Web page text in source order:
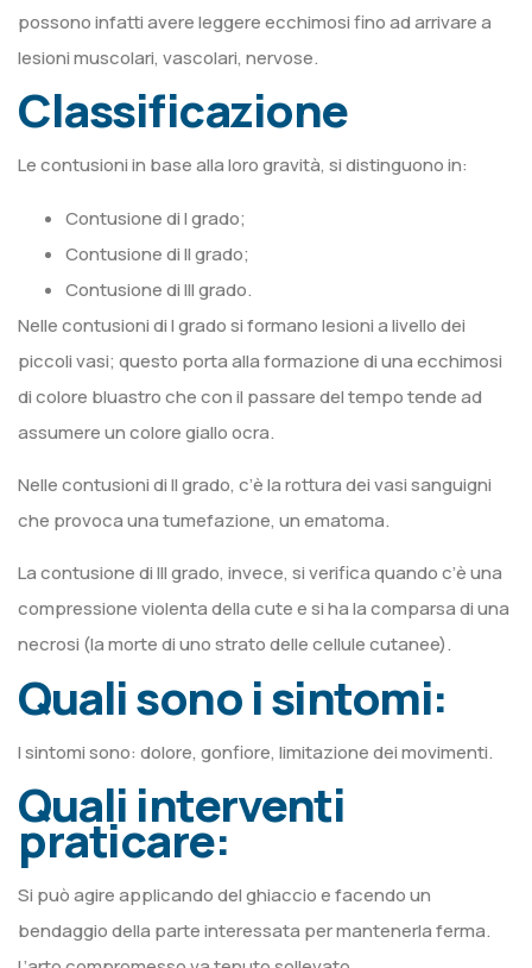
possono infatti avere leggere ecchimosi fino ad arrivare a
lesioni muscolari, vascolari, nervose.
Classificazione
Le contusioni in base alla loro gravità, si distinguono in:
Contusione di I grado;
Contusione di II grado;
Contusione di III grado.
Nelle contusioni di I grado si formano lesioni a livello dei
piccoli vasi; questo porta alla formazione di una ecchimosi
di colore bluastro che con il passare del tempo tende ad
assumere un colore giallo ocra.
Nelle contusioni di II grado, c’è la rottura dei vasi sanguigni
che provoca una tumefazione, un ematoma.
La contusione di III grado, invece, si verifica quando c’è una
compressione violenta della cute e si ha la comparsa di una
necrosi (la morte di uno strato delle cellule cutanee).
Quali sono i sintomi:
I sintomi sono: dolore, gonfiore, limitazione dei movimenti.
Quali interventi
praticare:
Si può agire applicando del ghiaccio e facendo un
bendaggio della parte interessata per mantenerla ferma.